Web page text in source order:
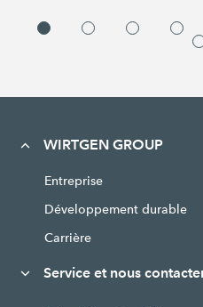
WIRTGEN GROUP
Entreprise
Développement durable
Carrière
Service et nous